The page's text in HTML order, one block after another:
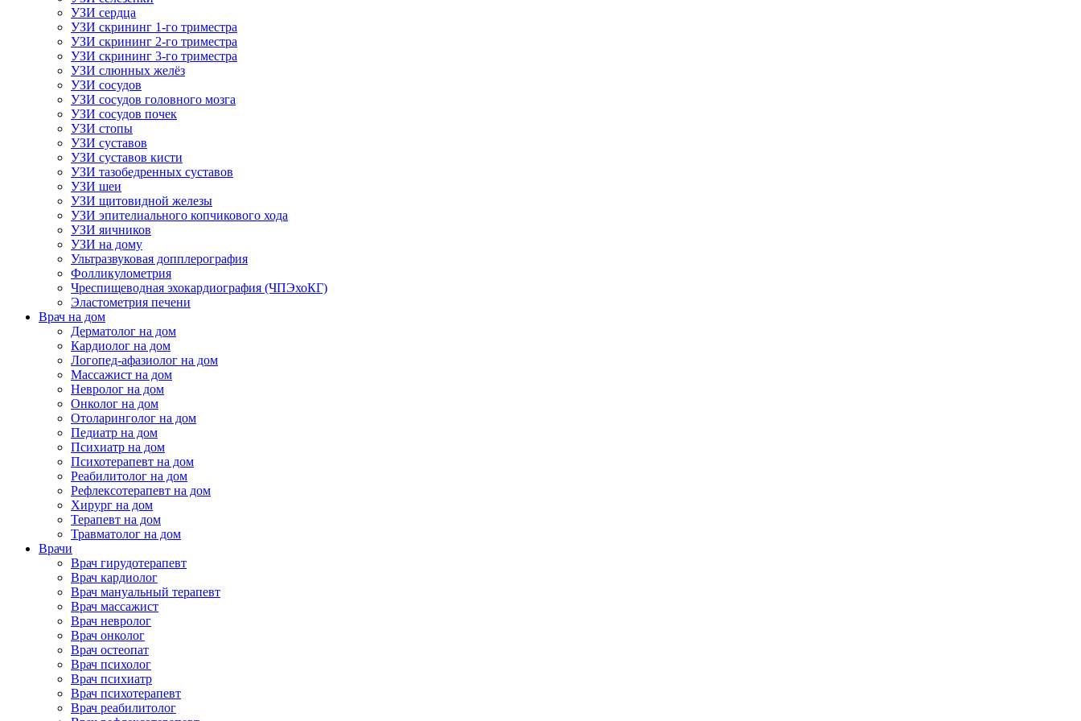
УЗИ сердца
УЗИ скрининг 1-го триместра
УЗИ скрининг 2-го триместра
УЗИ скрининг 3-го триместра
УЗИ слюнных желёз
УЗИ сосудов
УЗИ сосудов головного мозга
УЗИ сосудов почек
УЗИ стопы
УЗИ суставов
УЗИ суставов кисти
УЗИ тазобедренных суставов
УЗИ шеи
УЗИ щитовидной железы
УЗИ эпителиального копчикового хода
УЗИ яичников
УЗИ на дому
Ультразвуковая допплерография
Фолликулометрия
Чреспищеводная эхокардиография (ЧПЭхоКГ)
Эластометрия печени
Врач на дом
Дерматолог на дом
Кардиолог на дом
Логопед-афазиолог на дом
Массажист на дом
Невролог на дом
Онколог на дом
Отоларинголог на дом
Педиатр на дом
Психиатр на дом
Психотерапевт на дом
Реабилитолог на дом
Рефлексотерапевт на дом
Хирург на дом
Терапевт на дом
Травматолог на дом
Врачи
Врач гирудотерапевт
Врач кардиолог
Врач мануальный терапевт
Врач массажист
Врач невролог
Врач онколог
Врач остеопат
Врач психолог
Врач психиатр
Врач психотерапевт
Врач реабилитолог